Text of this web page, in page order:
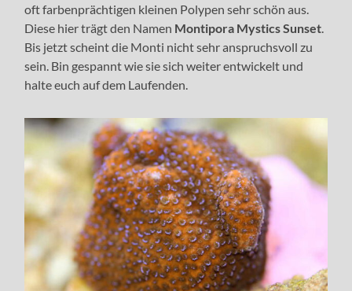
oft farbenprächtigen kleinen Polypen sehr schön aus.
Diese hier trägt den Namen Montipora Mystics Sunset.
Bis jetzt scheint die Monti nicht sehr anspruchsvoll zu
sein. Bin gespannt wie sie sich weiter entwickelt und
halte euch auf dem Laufenden.